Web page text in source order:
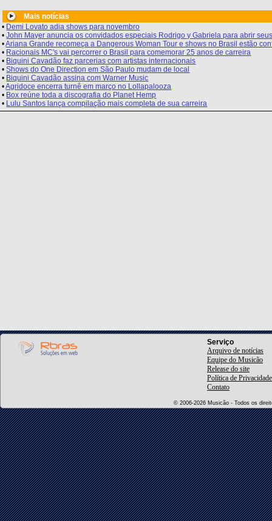
Mais notícias
• Demi Lovato adia shows para novembro
•John Mayer anuncia os convidados especiais Rodrigo y Gabriela para abrir
•Ariana Grande recomeça a Dangerous Woman Tour e shows no Brasil estão
• Racionais MC's vai percorrer o Brasil para comemorar 25 anos de carreira
• Biquini Cavadão faz parcerias com artistas internacionais
•Shows do One Direction em São Paulo mudam de local
• Biquini Cavadão assina com Warner Music
•Agridoce encerra turnê em março no Lollapalooza
• Box reúne toda a discografia do Planet Hemp
• Lulu Santos lança compilação mais completa de sua carreira
Serviço
Arquivo de notícias
Equipe do Musicão
Release do site
Política de Privacidade
Contato
© 2006-2026 Musicão - Todos os